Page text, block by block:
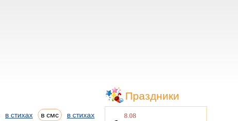
в стихах в смс в стихах
Праздники
8.08